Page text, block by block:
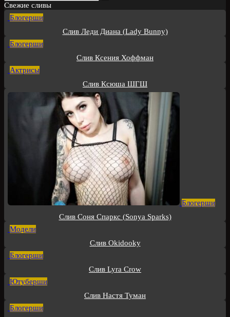
for:
Свежие сливы
Блогерши
Слив Леди Диана (Lady Bunny)
Блогерши
Слив Ксения Хоффман
Актрисы
Слив Ксюша ШГШ
Блогерши
Слив Соня Спаркс (Sonya Sparks)
Модели
Слив Okidooky
Блогерши
Слив Lyra Crow
Ютуберши
Слив Настя Туман
Блогерши